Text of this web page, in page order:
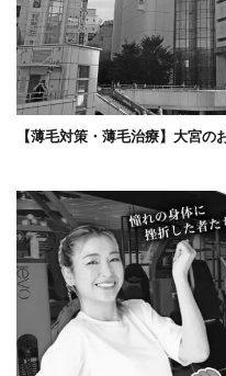
【薄毛対策・薄毛治療】大宮